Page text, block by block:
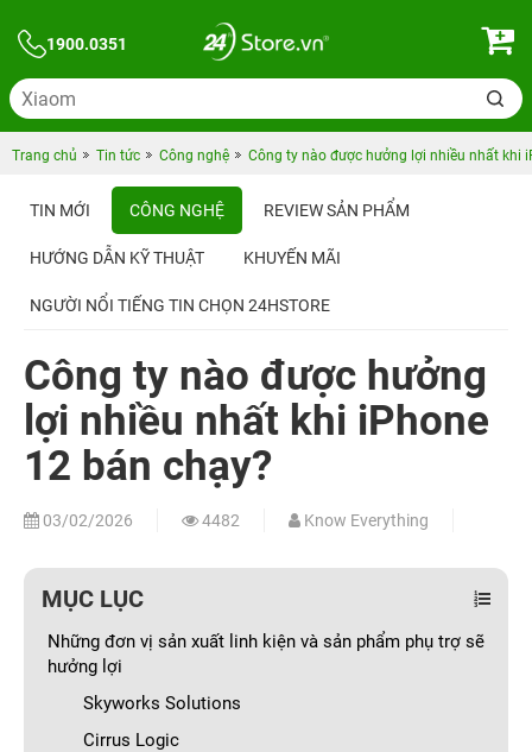
1900.0351
Trang chủ Tin tức Công nghệ Công ty nào được hưởng lợi nhiều nhất khi
TIN MỚI CÔNG NGHỆ REVIEW SẢN PHẨM
HƯỚNG DẪN KỸ THUẬT KHUYẾN MÃI
NGƯỜI NỔI TIẾNG TIN CHỌN 24HSTORE
Công ty nào được hưởng
lợi nhiều nhất khi iPhone
12 bán chạy?
03/02/2026 4482 Know Everything
MỤC LỤC
Những đơn vị sản xuất linh kiện và sản phẩm phụ trợ sẽ
hưởng lợi
Skyworks Solutions
Cirrus Logic